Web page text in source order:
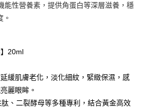
往確認交易或遇審核未通過，訂單將自動取
狀況，表示未達大哥付你分期系統評分，恕無
「大哥付你分期」於每月結算日後寄送繳費提
可選擇「超商條碼／台灣大直營門市／銀行轉
」等通路繳費。
購買商品或服務，並由商店將買賣／分期付款
需綁卡、不需儲值。
訊認證，即可結帳。
先享後付」後，將跳轉至「AFTEE先享後付」
認金額後，即可完成結帳。
到繳費通知簡訊。
內，點擊此簡訊中的連結，可透過四大超商／
進行付款，方視為交易完成。
不需立刻繳費，但若您需要取消訂單，請聯絡
以上)免運費
含以上)免運費
能性營養素，提供角蛋白等深層滋養，穩
。
】20ml
緩肌膚老化，淡化細紋，緊緻保濕，感
麗眼眸。
、二裂酵母等多種專利，結合黃金高效